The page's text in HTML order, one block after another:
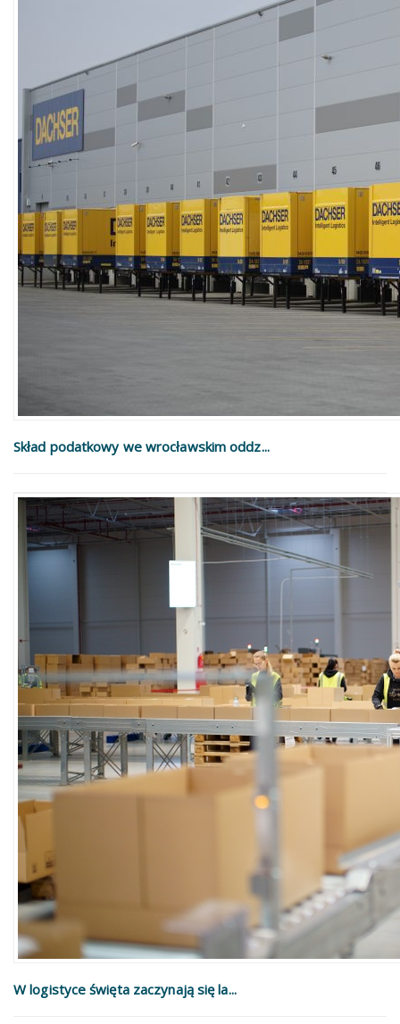
Skład podatkowy we wrocławskim oddz...
W logistyce święta zaczynają się la...